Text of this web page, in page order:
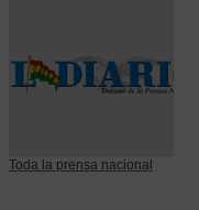
Toda la prensa nacional